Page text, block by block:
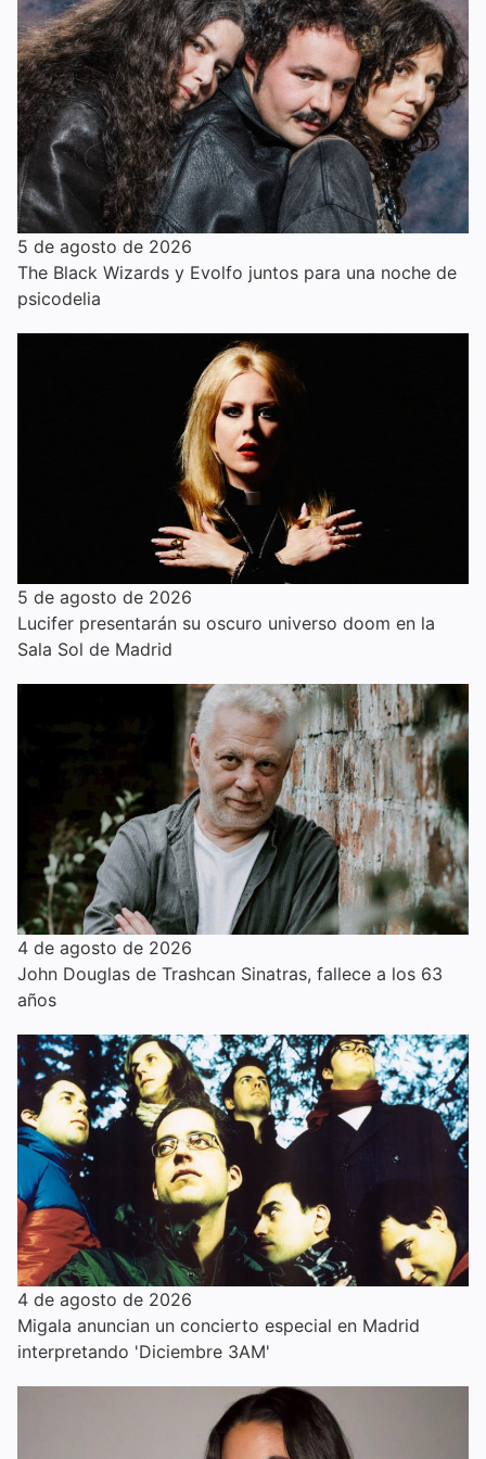
5 de agosto de 2026
The Black Wizards y Evolfo juntos para una noche de
psicodelia
5 de agosto de 2026
Lucifer presentarán su oscuro universo doom en la
Sala Sol de Madrid
4 de agosto de 2026
John Douglas de Trashcan Sinatras, fallece a los 63
años
4 de agosto de 2026
Migala anuncian un concierto especial en Madrid
interpretando 'Diciembre 3AM'